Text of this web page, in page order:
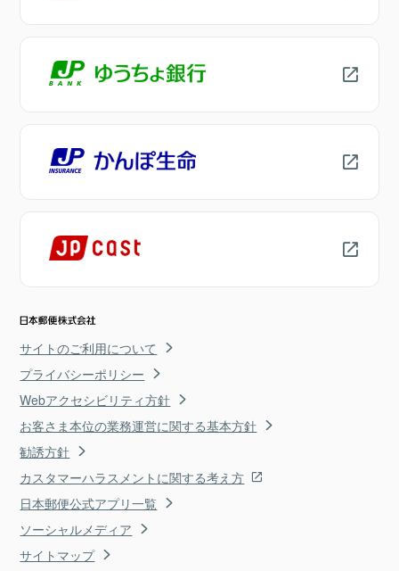
サイトのご利用について
プライバシーポリシー
Webアクセシビリティ方針
お客さま本位の業務運営に関する基本方針
勧誘方針
カスタマーハラスメントに関する考え方
日本郵便公式アプリ一覧
ソーシャルメディア
サイトマップ